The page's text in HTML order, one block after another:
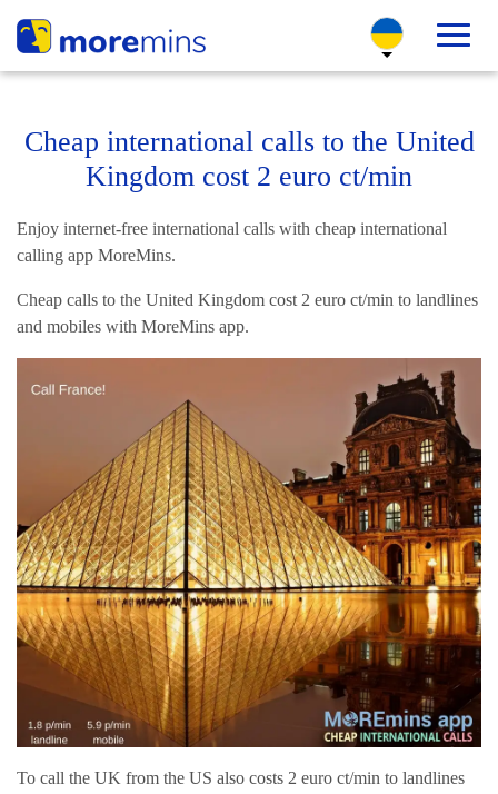
Cheap international calls to the United
Kingdom cost 2 euro ct/min
Enjoy internet-free international calls with cheap international
calling app MoreMins.
Cheap calls to the United Kingdom cost 2 euro ct/min to landlines
and mobiles with MoreMins app.
To call the UK from the US also costs 2 euro ct/min to landlines